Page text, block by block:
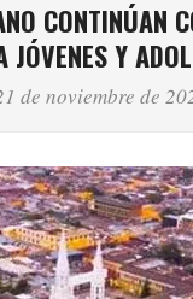
CONTINÚAN
Y
de noviembre de